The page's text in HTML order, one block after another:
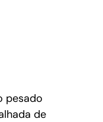
pesado
de